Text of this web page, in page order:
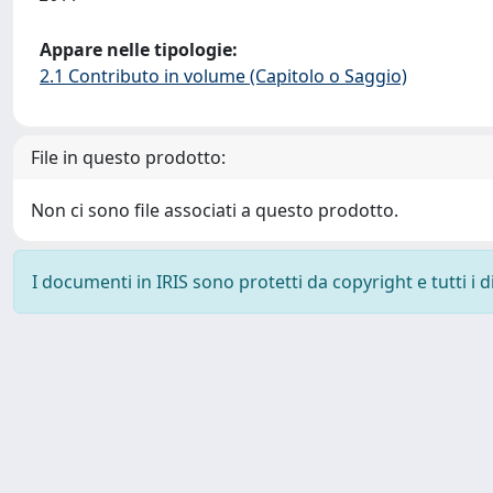
Appare nelle tipologie:
2.1 Contributo in volume (Capitolo o Saggio)
File in questo prodotto:
Non ci sono file associati a questo prodotto.
I documenti in IRIS sono protetti da copyright e tutti i